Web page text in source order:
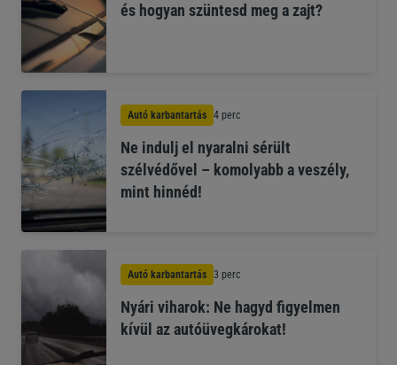
és hogyan szüntesd meg a zajt?
Autó karbantartás 4 perc
Ne indulj el nyaralni sérült
szélvédővel – komolyabb a veszély,
mint hinnéd!
Autó karbantartás 3 perc
Nyári viharok: Ne hagyd figyelmen
kívül az autóüvegkárokat!